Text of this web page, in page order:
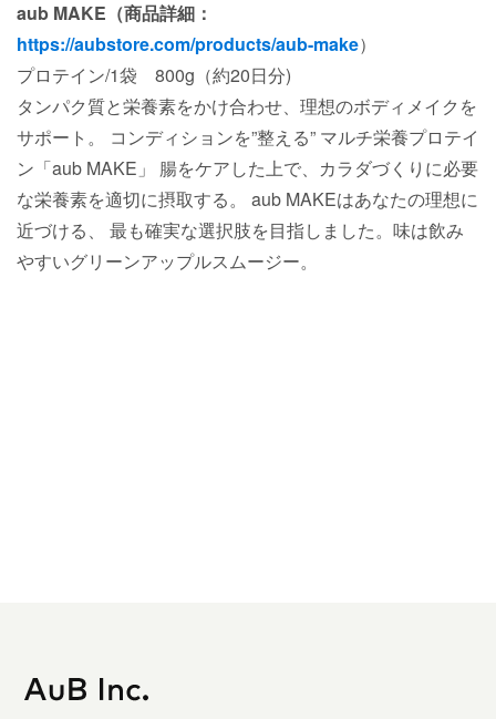
aub MAKE（商品詳細：
https://aubstore.com/products/aub-make）
プロテイン/1袋 800g（約20日分)
タンパク質と栄養素をかけ合わせ、理想のボディメイクを
サポート。 コンディションを”整える” マルチ栄養プロテイ
ン「aub MAKE」 腸をケアした上で、カラダづくりに必要
な栄養素を適切に摂取する。 aub MAKEはあなたの理想に
近づける、 最も確実な選択肢を目指しました。味は飲み
やすいグリーンアップルスムージー。